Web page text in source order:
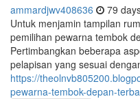
ammardjwv408636 79
Untuk menjamin tampilan
pemilihan pewarna tembok
Pertimbangkan beberapa
pelapisan yang sesuai
https://
pewarna-tembok-depan-